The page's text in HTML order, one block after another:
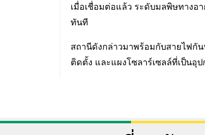
เมื่อเชื่อมต่อแล้ว ระดับมลพิษทางอ
ทันที
สถานีดังกล่าวมาพร้อมกับสายไฟกั
ติดตั้ง และแผงโซลาร์เซลล์ที่เป็นอุ